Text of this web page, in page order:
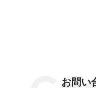
お問い